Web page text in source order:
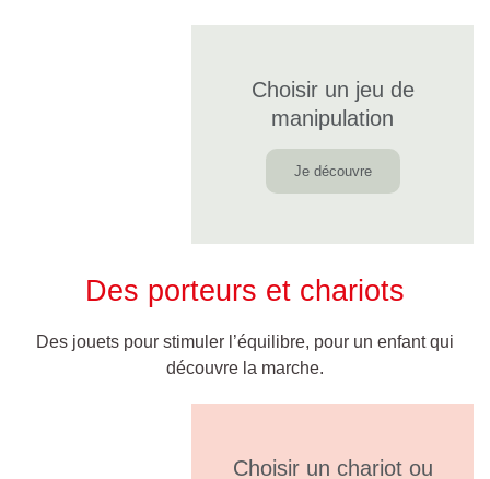
Choisir un jeu de
manipulation
Je découvre
Des porteurs et chariots
Des jouets pour stimuler l’équilibre, pour un enfant qui
découvre la marche.
Choisir un chariot ou